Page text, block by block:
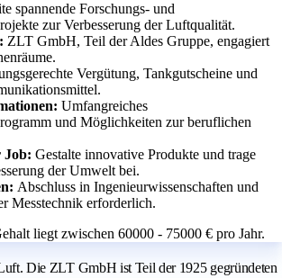
spannende Forschungs- und
zur Verbesserung der Luftqualität.
ZLT GmbH, Teil der Aldes Gruppe, engagiert
Vergütung, Tankgutscheine und
Umfangreiches
und Möglichkeiten zur beruflichen
Job: Gestalte innovative Produkte und trage
der Umwelt bei.
Abschluss in Ingenieurwissenschaften und
Messtechnik erforderlich.
liegt zwischen 60000 - 75000 € pro Jahr.
Die ZLT GmbH ist Teil der 1925 gegründeten